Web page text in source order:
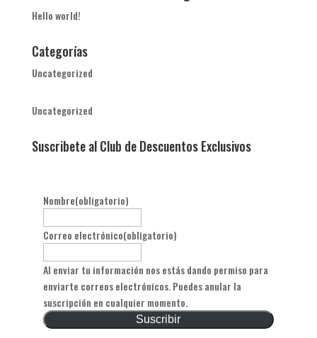
Hello world!
Categorías
Uncategorized
Uncategorized
Suscribete al Club de Descuentos Exclusivos
Nombre(obligatorio)
Correo electrónico(obligatorio)
Al enviar tu información nos estás dando permiso para
enviarte correos electrónicos. Puedes anular la
suscripción en cualquier momento.
Suscribir